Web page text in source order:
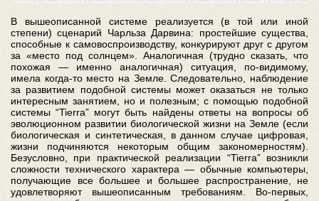
В вышеописанной системе реализуется (в той или иной
степени) сценарий Чарльза Дарвина: простейшие существа,
способные к самовоспроизводству, конкурируют друг с другом
за «место под солнцем». Аналогичная (трудно сказать, что
похожая — именно аналогичная) ситуация, по-видимому,
имела когда-то место на Земле. Следовательно, наблюдение
за развитием подобной системы может оказаться не только
интересным занятием, но и полезным; с помощью подобной
системы “Tierra” могут быть найдены ответы на вопросы об
эволюционном развитии биологической жизни на Земле (если
биологическая и синтетическая, в данном случае цифровая,
жизни подчиняются некоторым общим закономерностям).
Безусловно, при практической реализации “Tierra” возникли
сложности технического характера — обычные компьютеры,
получающие все большее и большее распространение, не
удовлетворяют вышеописанным требованиям. Во-первых,